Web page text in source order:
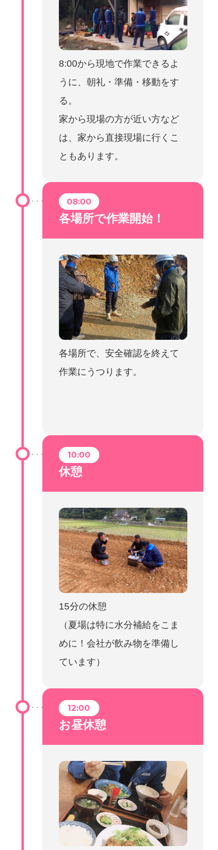
8:00から現地で作業できるよ
うに、朝礼・準備・移動をす
る。
家から現場の方が近い方など
は、家から直接現場に行くこ
ともあります。
08:00
各場所で作業開始！
各場所で、安全確認を終えて
作業にうつります。
10:00
休憩
15分の休憩
（夏場は特に水分補給をこま
めに！会社が飲み物を準備し
ています）
12:00
お昼休憩